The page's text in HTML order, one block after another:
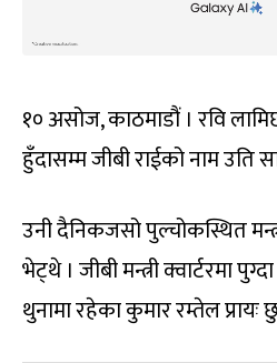
१० असोज, काठमाडौं । रवि
हुँदासम्म जीबी राईको नाम उति
उनी दैनिकजसो पुल्चोकस्थित
भेट्थे । जीबी मन्त्री क्वार्टरमा
थुनामा रहेका कुमार रम्तेल प्रायः